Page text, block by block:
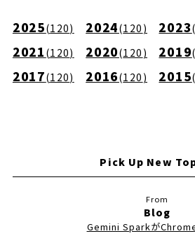
2025(120) 2024(120 ) 2023(
2021 (120) 2020(120 ) 2019(
2017(120) 2016(120 ) 2015(
Pick Up New
Blog
Gemini Sparkが